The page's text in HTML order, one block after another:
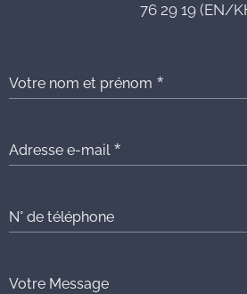
76 29 19 (EN/
Votre nom et prénom
Adresse e-mail
N° de téléphone
Votre Message